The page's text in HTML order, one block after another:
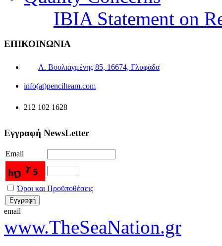
IBIA Statement on
ΕΠΙΚΟΙΝΩΝΙΑ
Λ. Βουλιαγμένης 85, 16674, Γλυφάδα
info(at)pencilteam.com
212 102 1628
Εγγραφή NewsLetter
Email
Όροι και Προϋποθέσεις
email
www.TheSeaNation.gr